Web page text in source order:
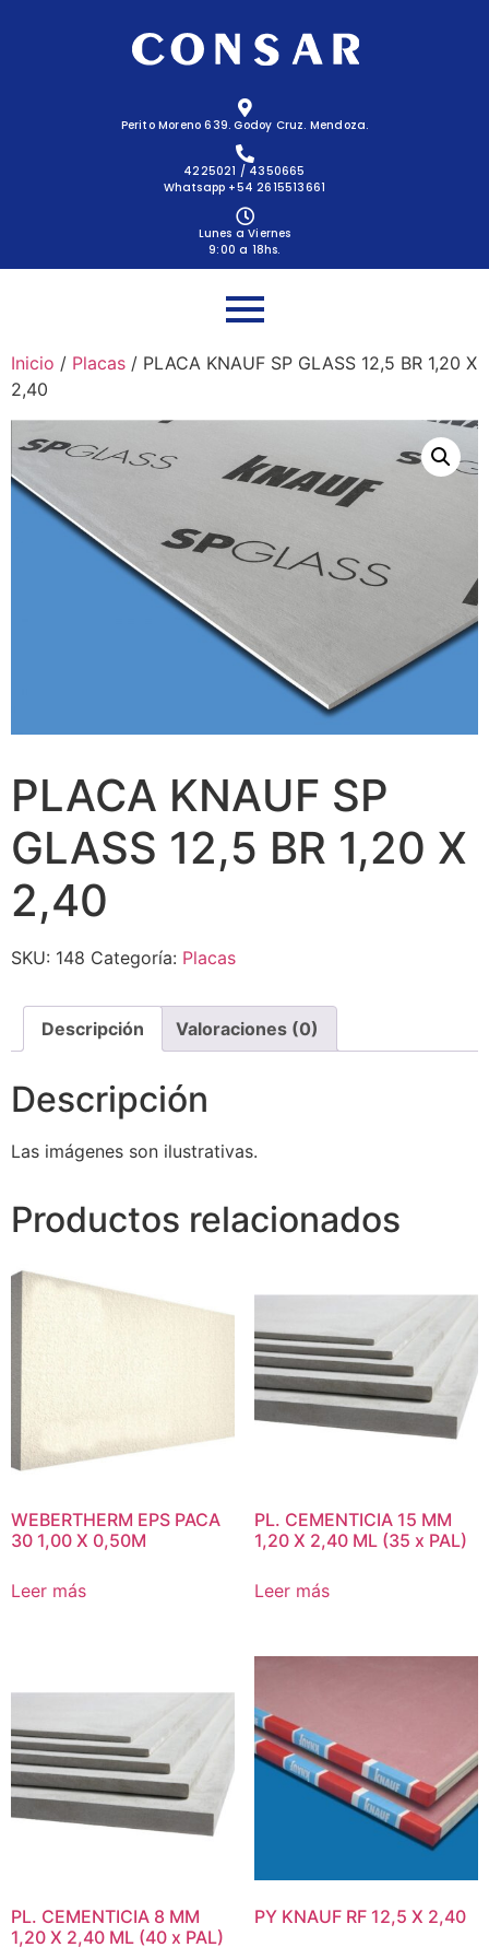
Perito Moreno 639. Godoy Cruz. Mendoza.
4225021 / 4350665
Whatsapp +54 2615513661
Lunes a Viernes
9:00 a 18hs.
Inicio / Placas / PLACA KNAUF SP GLASS 12,5 BR 1,20 X
2,40
PLACA KNAUF SP
GLASS 12,5 BR 1,20 X
2,40
SKU: 148 Categoría: Placas
Descripción Valoraciones (0)
Descripción
Las imágenes son ilustrativas.
Productos relacionados
WEBERTHERM EPS PACA
30 1,00 X 0,50M
Leer más
PL. CEMENTICIA 15 MM
1,20 X 2,40 ML (35 x PAL)
Leer más
PL. CEMENTICIA 8 MM
1,20 X 2,40 ML (40 x PAL)
PY KNAUF RF 12,5 X 2,40